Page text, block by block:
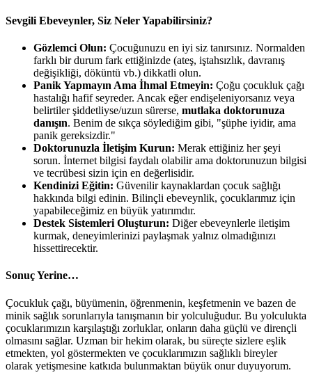
Sevgili Ebeveynler, Siz Neler Yapabilirsiniz?
Gözlemci Olun: Çocuğunuzu en iyi siz tanırsınız. Normalden
farklı bir durum fark ettiğinizde (ateş, iştahsızlık, davranış
değişikliği, döküntü vb.) dikkatli olun.
Panik Yapmayın Ama İhmal Etmeyin: Çoğu çocukluk çağı
hastalığı hafif seyreder. Ancak eğer endişeleniyorsanız veya
belirtiler şiddetliyse/uzun sürerse, mutlaka doktorunuza
danışın. Benim de sıkça söylediğim gibi, "şüphe iyidir, ama
panik gereksizdir."
Doktorunuzla İletişim Kurun: Merak ettiğiniz her şeyi
sorun. İnternet bilgisi faydalı olabilir ama doktorunuzun bilgisi
ve tecrübesi sizin için en değerlisidir.
Kendinizi Eğitin: Güvenilir kaynaklardan çocuk sağlığı
hakkında bilgi edinin. Bilinçli ebeveynlik, çocuklarımız için
yapabileceğimiz en büyük yatırımdır.
Destek Sistemleri Oluşturun: Diğer ebeveynlerle iletişim
kurmak, deneyimlerinizi paylaşmak yalnız olmadığınızı
hissettirecektir.
Sonuç Yerine…
Çocukluk çağı, büyümenin, öğrenmenin, keşfetmenin ve bazen de
minik sağlık sorunlarıyla tanışmanın bir yolculuğudur. Bu yolculukta
çocuklarımızın karşılaştığı zorluklar, onların daha güçlü ve dirençli
olmasını sağlar. Uzman bir hekim olarak, bu süreçte sizlere eşlik
etmekten, yol göstermekten ve çocuklarımızın sağlıklı bireyler
olarak yetişmesine katkıda bulunmaktan büyük onur duyuyorum.